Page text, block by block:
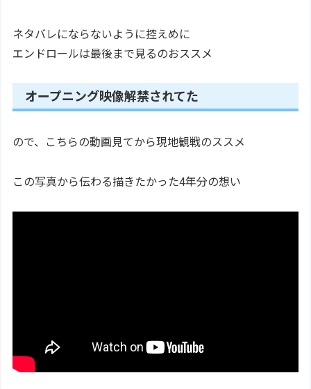
ネタバレにならないように控えめに
エンドロールは最後まで見るのおススメ
オープニング映像解禁されてた
ので、こちらの動画見てから現地観戦のススメ
この写真から伝わる描きたかった4年分の想い